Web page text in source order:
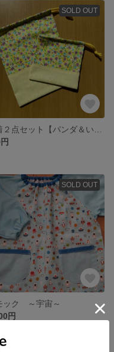
SOLD OUT
SOLD OUT
ック ～宇宙～
円